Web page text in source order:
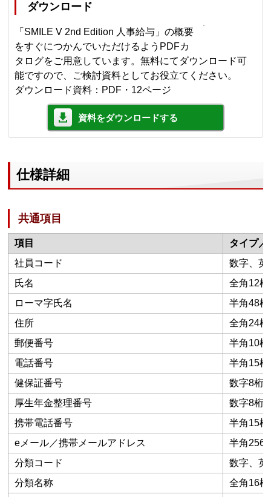
ダウンロード
「SMILE V 2nd Edition 人事給与」の概要
をすぐにつかんでいただけるようPDFカ
タログをご用意しています。無料にてダウンロード可
能ですので、ご検討資料としてお役立てください。
ダウンロード資料：PDF・12ページ
資料をダウンロードする
仕様詳細
共通項目
項目
タイプ／
社員コード
数字、英
氏名
全角12
ローマ字氏名
半角48桁
住所
全角24
郵便番号
半角10桁
電話番号
半角15桁
健保証番号
数字8桁
厚生年金整理番号
数字8桁
携帯電話番号
半角15桁
eメール／携帯メールアドレス
半角256
分類コード
数字、英
分類名称
全角16